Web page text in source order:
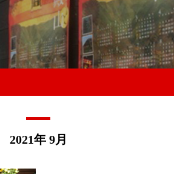
2021年 9月